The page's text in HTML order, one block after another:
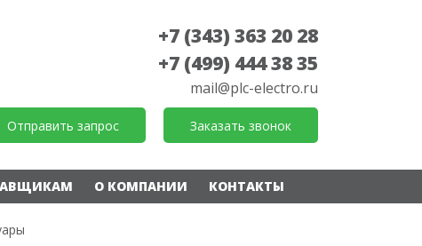
+7 (343) 363 20 28
+7 (499) 444 38 35
mail@plc-electro.ru
Отправить запрос Заказать звонок
О КОМПАНИИ КОНТАКТЫ